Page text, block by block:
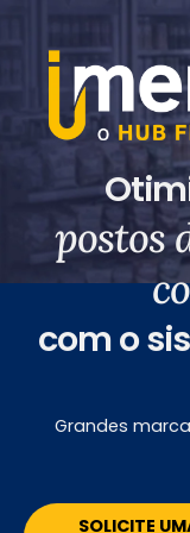
postos
com o
Grandes
SOLICITE